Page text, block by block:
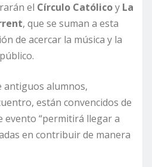
el Círculo Católicoy La
, que se suman a esta
de acercar la música y la
antiguos alumnos,
están convencidos de
evento “permitirá llegar a
en contribuir de manera